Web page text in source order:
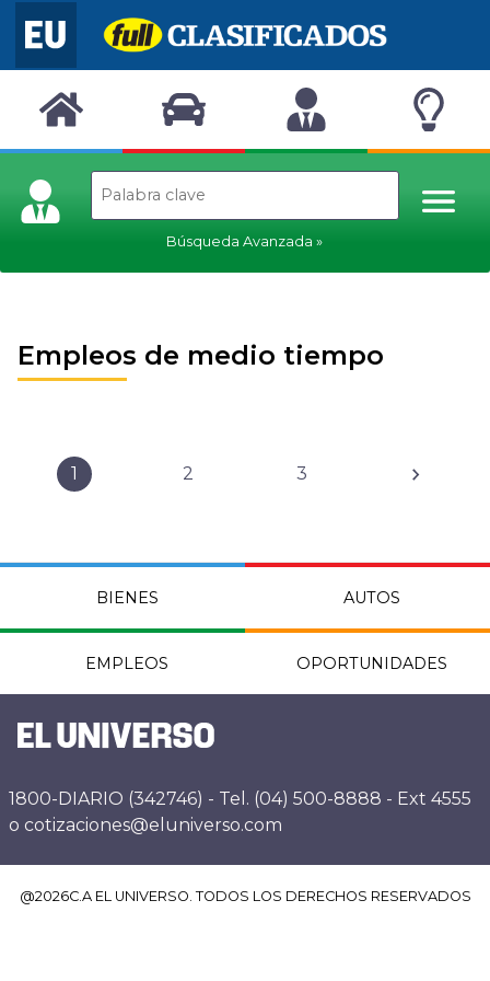
Búsqueda Avanzada
Empleos de medio tiempo
1 2 3
BIENES AUTOS
EMPLEOS OPORTUNIDADES
1800-DIARIO (342746) - Tel. (04) 500-8888 - Ext 4555
o cotizaciones@eluniverso.com
@2026C.A EL UNIVERSO. TODOS LOS DERECHOS RESERVADOS